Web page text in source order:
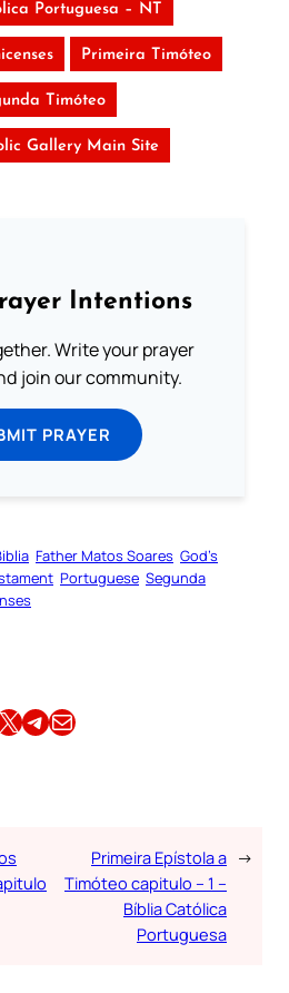
Portuguesa – NT
Primeira Timóteo
Timóteo
Gallery Main Site
Intentions
Write your prayer
join our community.
PRAYER
Father Matos Soares God’s
Portuguese Segunda
on X Share this article on TelegramEmail this Article
Primeira Epístola a
Timóteo capitulo – 1 –
Bíblia Católica
Portuguesa
→